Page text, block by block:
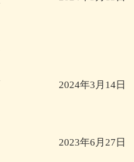
2024年3月14日
2023年6月27日